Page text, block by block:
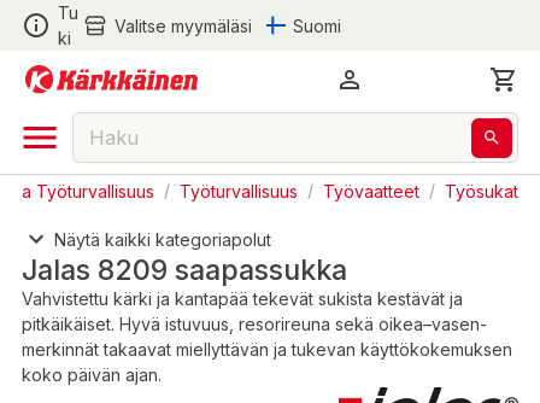
Tu
ki
Valitse myymäläsi Suomi
ja Työturvallisuus / Työturvallisuus / Työvaatteet / Työsukat
Näytä kaikki kategoriapolut
Jalas 8209 saapassukka
Vahvistettu kärki ja kantapää tekevät sukista kestävät ja
pitkäikäiset. Hyvä istuvuus, resorireuna sekä oikea–vasen-
merkinnät takaavat miellyttävän ja tukevan käyttökokemuksen
koko päivän ajan.